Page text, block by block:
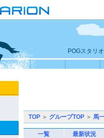
POGスタリ
TOP ＞ グループTOP ＞ 馬
一覧 最新状況